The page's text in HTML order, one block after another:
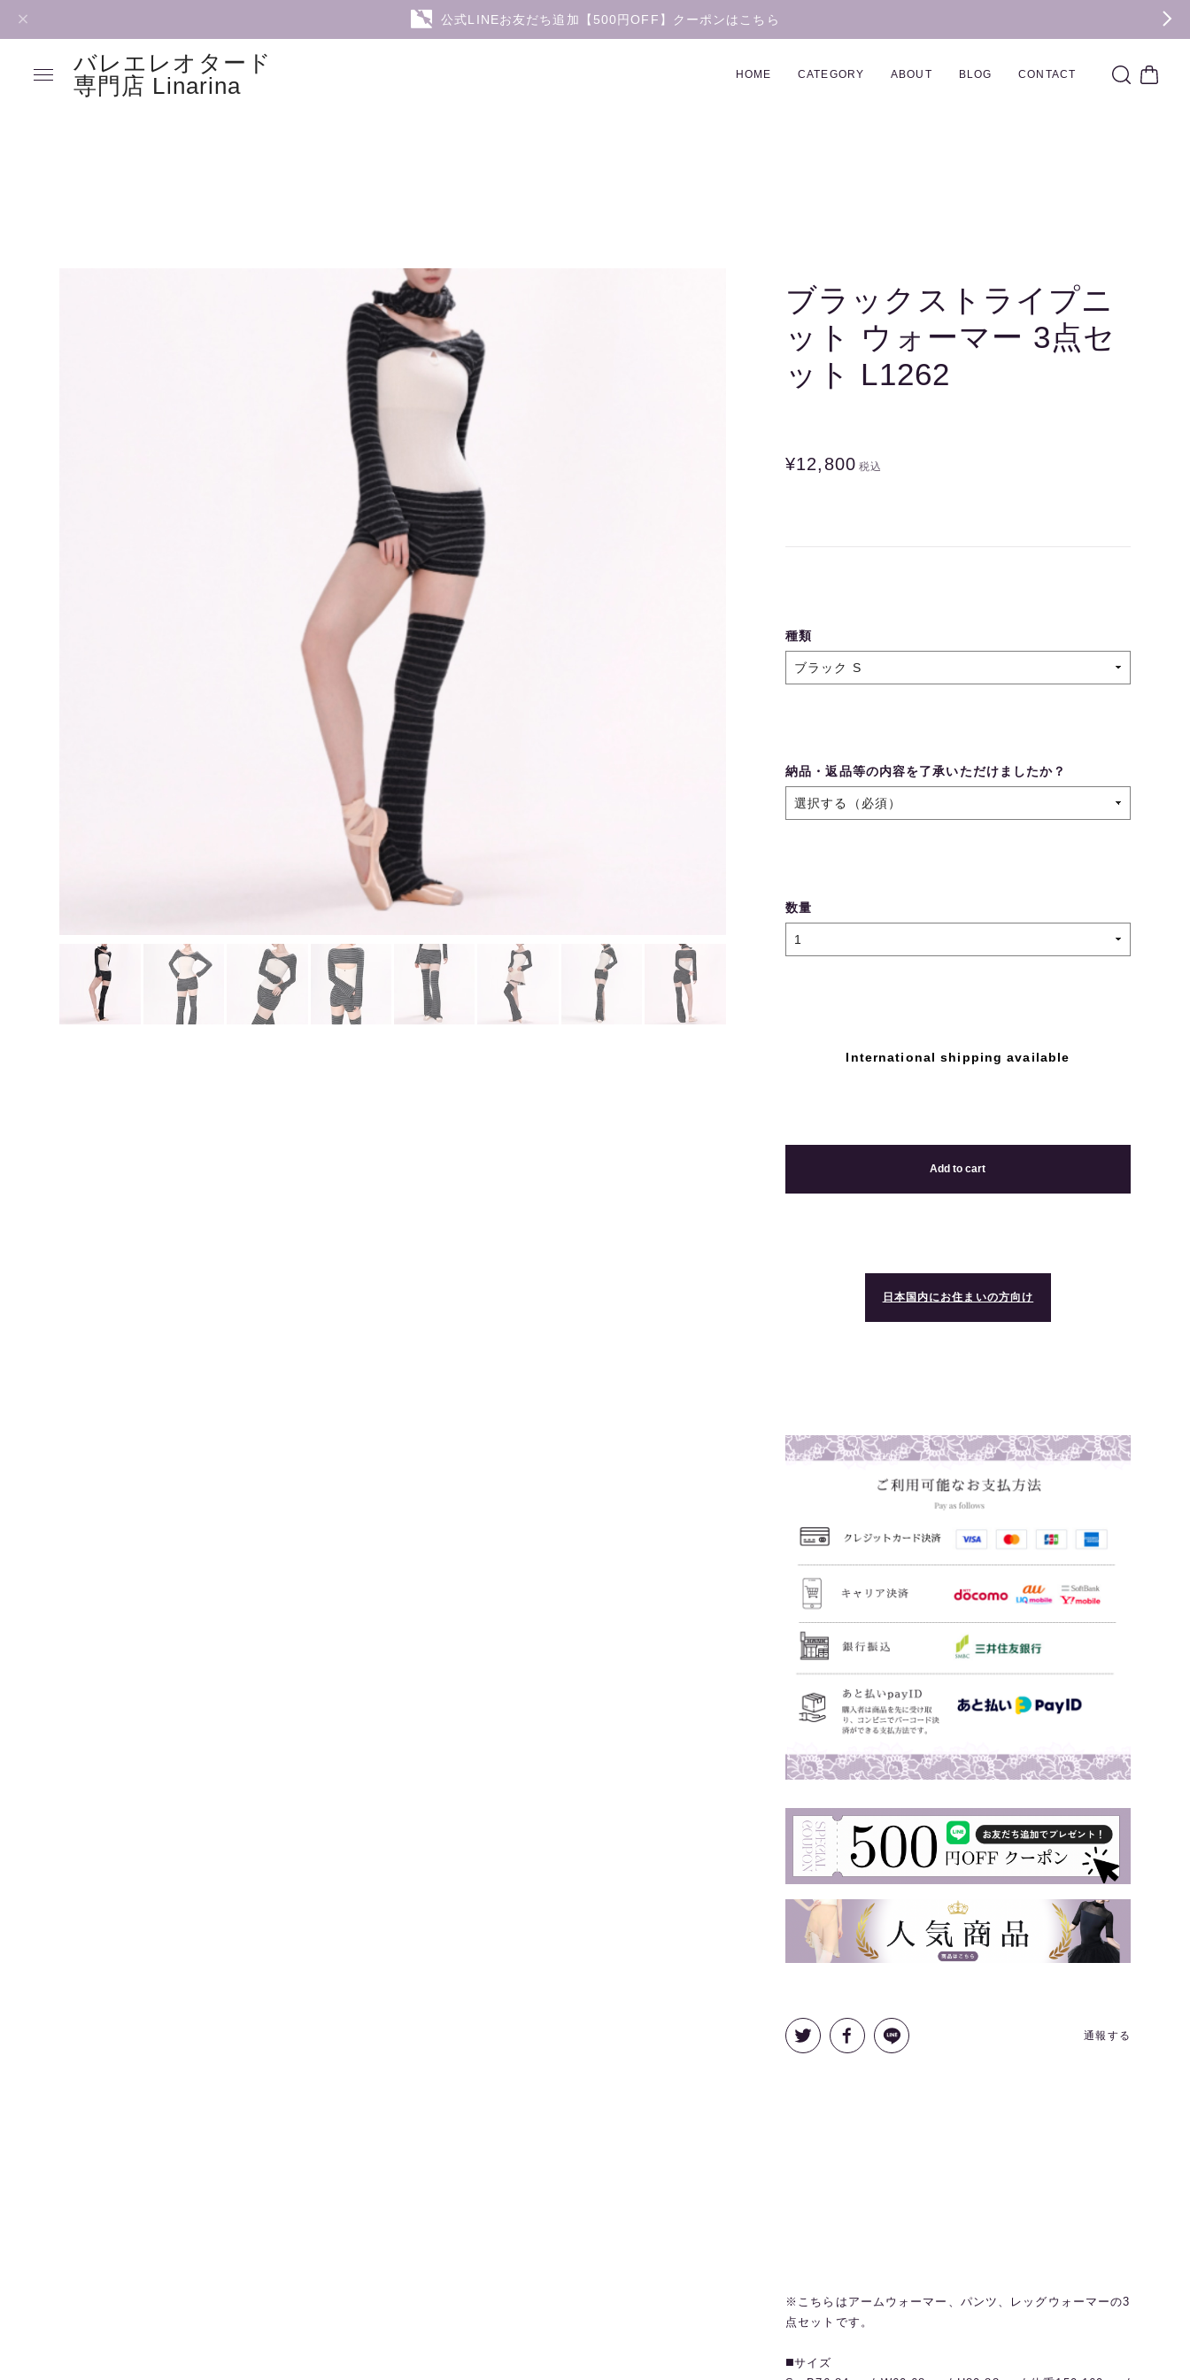
公式LINEお友だち追加【500円OFF】クーポンはこちら
バレエレオタード
専門店 Linarina
HOME CATEGORY ABOUT BLOG CONTACT
ブラックストライプニ
ット ウォーマー 3点セ
ット L1262
¥12,800 税込
種類
納品・返品等の内容を了承いただけましたか？
数量
International shipping available
Add to cart
日本国内にお住まいの方向け
通報する
※こちらはアームウォーマー、パンツ、レッグウォーマーの3
点セットです。
◼️サイズ